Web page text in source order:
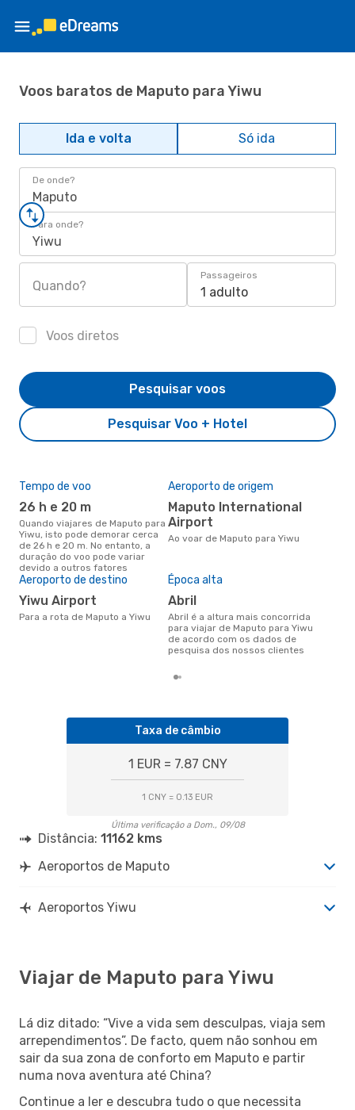
Voos baratos de Maputo para Yiwu
Ida e volta Só ida
De onde?
Maputo
Para onde?
Yiwu
Quando?
Passageiros
1 adulto
Voos diretos
Pesquisar Voo + Hotel
Pesquisar voos
Tempo de voo
26 h e 20 m
Quando viajares de Maputo para
Yiwu, isto pode demorar cerca
de 26 h e 20 m. No entanto, a
duração do voo pode variar
devido a outros fatores
Aeroporto de origem
Maputo International
Airport
Ao voar de Maputo para Yiwu
Aeroporto de destino
Yiwu Airport
Para a rota de Maputo a Yiwu
Época alta
abril
abril é a altura mais concorrida
para viajar de Maputo para Yiwu
de acordo com os dados de
pesquisa dos nossos clientes
Taxa de câmbio
1 EUR = 7.87 CNY
1 CNY = 0.13 EUR
Última verificação a Dom., 09/08
Distância: 11162 kms
Aeroportos de Maputo
Aeroportos Yiwu
Viajar de Maputo para Yiwu
Lá diz ditado: “Vive a vida sem desculpas, viaja sem
arrependimentos”. De facto, quem não sonhou em
sair da sua zona de conforto em Maputo e partir
numa nova aventura até China?
Continue a ler e descubra tudo o que necessita